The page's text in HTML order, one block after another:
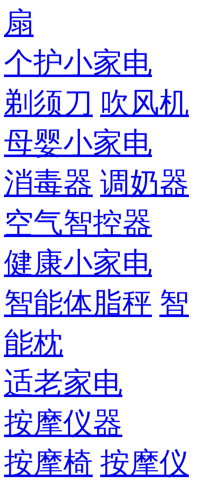
扇
个护小家电
剃须刀 吹风机
母婴小家电
消毒器 调奶器
空气智控器
健康小家电
智能体脂秤 智
能枕
适老家电
按摩仪器
按摩椅 按摩仪